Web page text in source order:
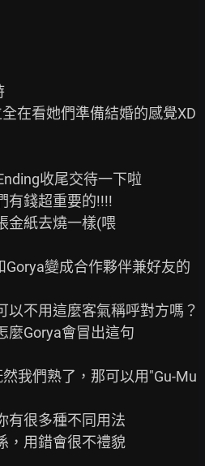
在看她們準備結婚的感覺XD
收尾交待一下啦
有錢超重要的!!!!
金紙去燒一樣(喂
變成合作夥伴兼好友的
以不用這麼客氣稱呼對方嗎？
麼Gorya會冒出這句
我們熟了，那可以用"Gu-Mu
有很多種不同用法
，用錯會很不禮貌